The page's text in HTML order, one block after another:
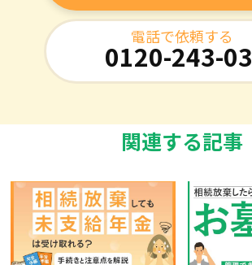
電話で依頼する
0120-243-
関連する記事